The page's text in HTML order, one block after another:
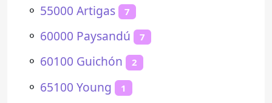
⚬ 55000 Artigas 7
⚬ 60000 Paysandú 7
⚬ 60100 Guichón 2
⚬ 65100 Young 1